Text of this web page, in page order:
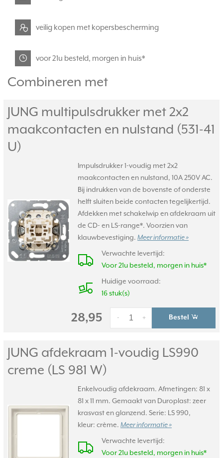
veilig kopen met kopersbescherming
voor 21u besteld, morgen in huis*
Combineren met
JUNG multipulsdrukker met 2x2
maakcontacten en nulstand (531-41
U)
Impulsdrukker 1-voudig met 2x2
maakcontacten en nulstand, 10A 250V AC.
Bij indrukken van de bovenste of onderste
helft sluiten beide contacten tegelijkertijd.
Afdekken met schakelwip en afdekraam uit
de CD- en LS-range*. Voorzien van
klauwbevestiging. Meer informatie »
Verwachte levertijd:
Voor 21u besteld, morgen in huis*
Huidige voorraad:
16 stuk(s)
28,95 +
- Bestel
JUNG afdekraam 1-voudig LS990
creme (LS 981 W)
Enkelvoudig afdekraam. Afmetingen: 81 x
81 x 11 mm. Gemaakt van Duroplast: zeer
krasvast en glanzend. Serie: LS 990,
kleur: crème. Meer informatie »
Verwachte levertijd:
Voor 21u besteld, morgen in huis*